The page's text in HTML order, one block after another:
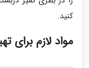
کنید.
مواد لازم برای